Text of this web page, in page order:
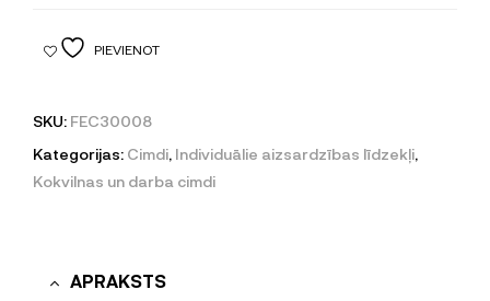
PIEVIENOT
SKU: FEC30008
Kategorijas: Cimdi, Individuālie aizsardzības līdzekļi,
Kokvilnas un darba cimdi
APRAKSTS